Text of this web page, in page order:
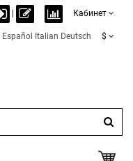
Кабинет
Español Italian Deutsch $